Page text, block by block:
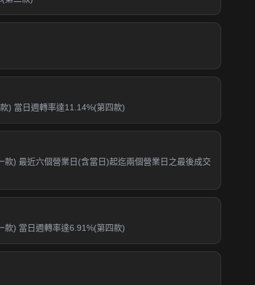
) 當日週轉率達11.14%(第四款)
) 最近六個營業日(含當日)起迄兩個營業日之最後成交
款) 當日週轉率達6.91%(第四款)